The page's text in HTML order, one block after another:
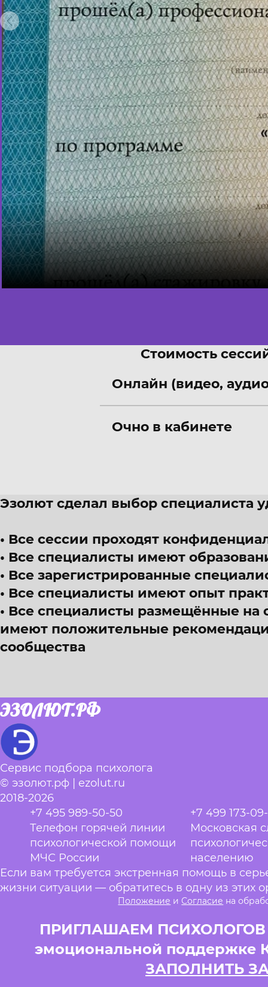
Стоимость
Онлайн (видео,
Очно в кабинете
Эзолют сделал выбор специалиста
Все сессии проходят
Все специалисты имеют
Все зарегистрированные
Все специалисты имеют опыт
Все специалисты размещённые на
имеют положительные
сообщества
ЭЗОЛЮТ.РФ
Сервис подбора психолога
© эзолют.рф | ezolut.ru
2018-2026
+7 495 989-50-50
Телефон горячей линии
психологической помощи
МЧС России
+7 499 173-
Московская
населению
Если вам требуется экстренная помощь в
жизни ситуации — обратитесь в одну из этих
Положение и Согласие на
ПРИГЛАШАЕМ ПСИХОЛОГОВ
эмоциональной поддержке
ЗАПОЛНИТЬ